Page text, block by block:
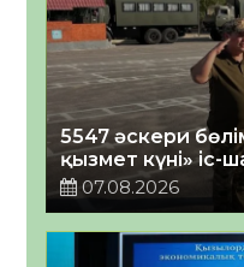
5547 әскери
қызмет күні» іс-
07.08.2026